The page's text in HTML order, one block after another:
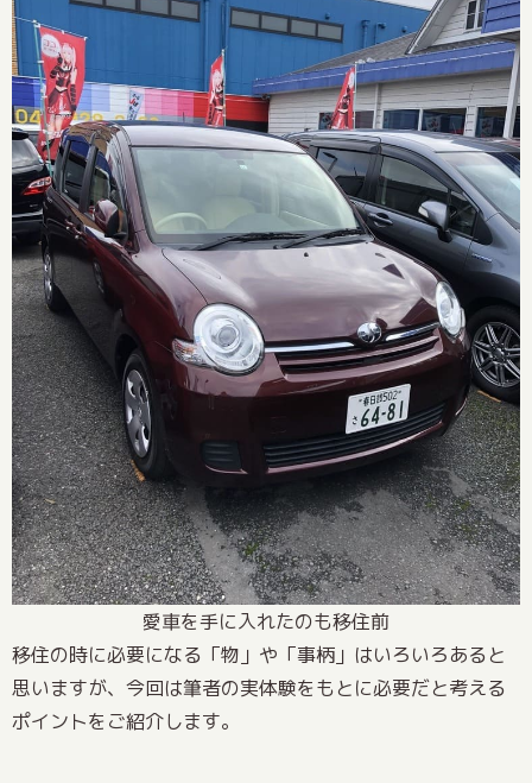
愛車を手に入れたのも移住前
移住の時に必要になる「物」や「事柄」はいろいろあると
思いますが、今回は筆者の実体験をもとに必要だと考える
ポイントをご紹介します。